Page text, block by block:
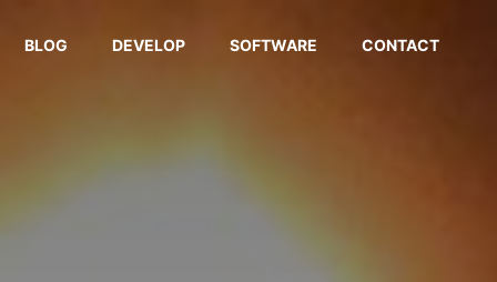
BLOG DEVELOP SOFTWARE CONTACT